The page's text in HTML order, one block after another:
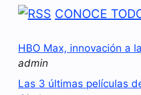
CONOCE
HBO Max, innovación a
admin
Las 3 últimas películas